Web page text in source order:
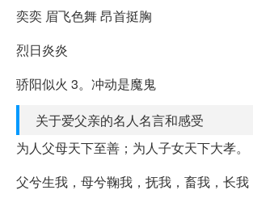
奕奕 眉飞色舞 昂首挺胸
烈日炎炎
骄阳似火 3。冲动是魔鬼
关于爱父亲的名人名言和感受
为人父母天下至善；为人子女天下大孝。
父兮生我，母兮鞠我，抚我，畜我，长我